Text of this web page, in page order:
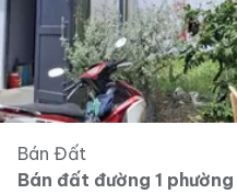
Bán Đất
Bán đất đường 1